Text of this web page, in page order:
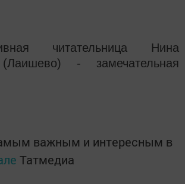
читательница Нина
- замечательная
важным и интересным в
Татмедиа